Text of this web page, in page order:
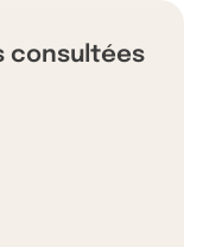
consultées